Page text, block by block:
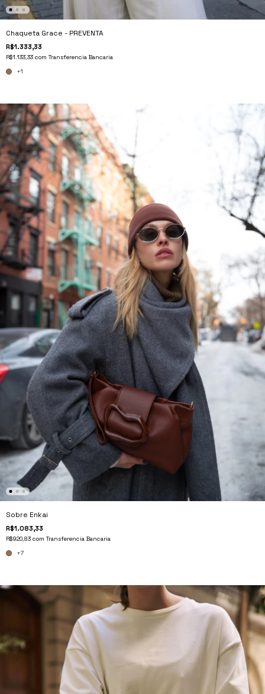
Chaqueta Grace - PREVENTA
R$1.333,33
R$1.133,33 com Transferencia Bancaria
+1
Sobre Enkai
R$1.083,33
R$920,83 com Transferencia Bancaria
+7